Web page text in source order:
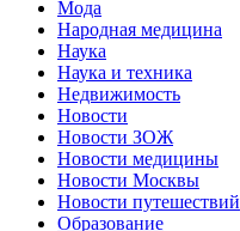
Мода
Народная медицина
Наука
Наука и техника
Недвижимость
Новости
Новости ЗОЖ
Новости медицины
Новости Москвы
Новости путешествий
Образование